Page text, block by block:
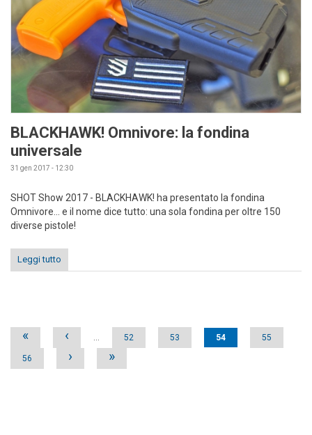
BLACKHAWK! Omnivore: la fondina
universale
31 gen 2017 - 12:30
SHOT Show 2017 - BLACKHAWK! ha presentato la fondina
Omnivore... e il nome dice tutto: una sola fondina per oltre 150
diverse pistole!
Leggi tutto
Pages
« ‹ … 52 53 54 55
56 › »